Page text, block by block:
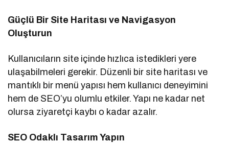
Güçlü Bir Site Haritası ve Navigasyon
Oluşturun
Kullanıcıların site içinde hızlıca istedikleri yere
ulaşabilmeleri gerekir. Düzenli bir site haritası ve
mantıklı bir menü yapısı hem kullanıcı deneyimini
hem de SEO’yu olumlu etkiler. Yapı ne kadar net
olursa ziyaretçi kaybı o kadar azalır.
SEO Odaklı Tasarım Yapın